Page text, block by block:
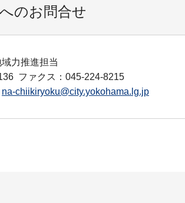
のお問合せ
力推進担当
ファクス：045-224-8215
na-chiikiryoku@city.yokohama.lg.jp